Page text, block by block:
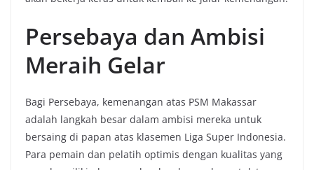
Persebaya dan Ambisi
Meraih Gelar
Bagi Persebaya, kemenangan atas PSM Makassar
adalah langkah besar dalam ambisi mereka untuk
bersaing di papan atas klasemen Liga Super Indonesia.
Para pemain dan pelatih optimis dengan kualitas yang